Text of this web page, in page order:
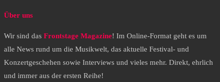
Über uns
Wir sind das Frontstage Magazine! Im Online-Format geht es um
alle News rund um die Musikwelt, das aktuelle Festival- und
Konzertgeschehen sowie Interviews und vieles mehr. Direkt, ehrlich
und immer aus der ersten Reihe!